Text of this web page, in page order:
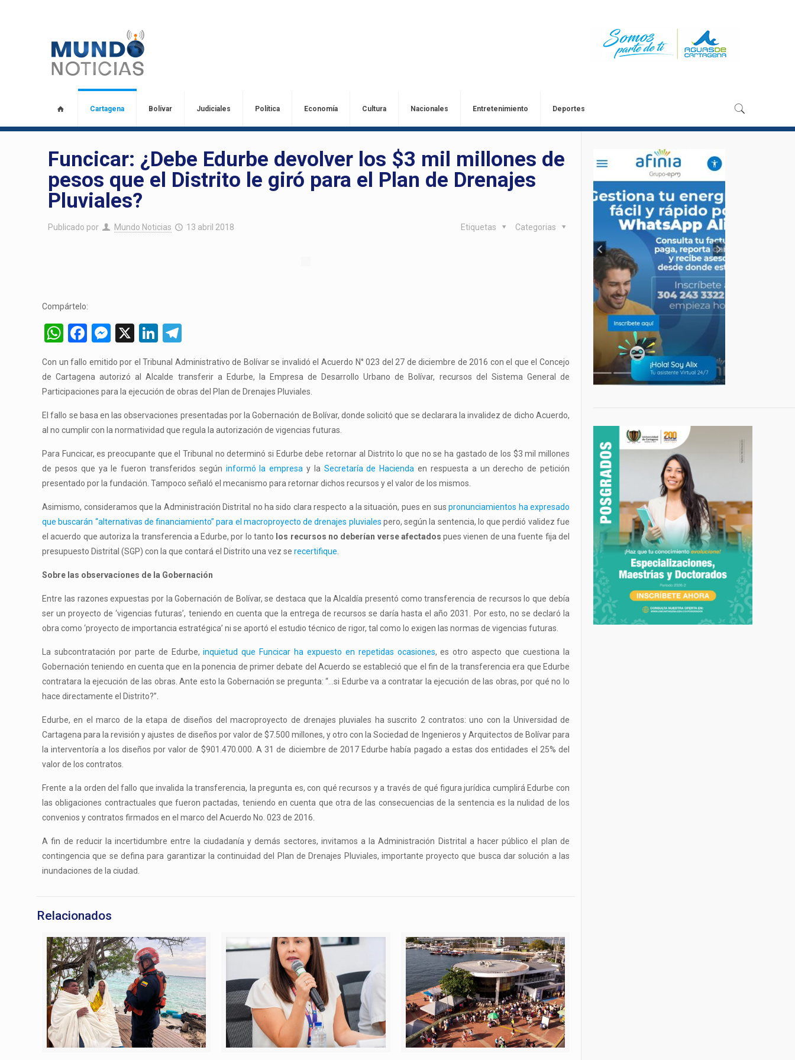
Cartagena Bolívar Judiciales Política Economía Cultura Nacionales Entretenimiento Deportes
Funcicar: ¿Debe Edurbe devolver los $3 mil millones de
pesos que el Distrito le giró para el Plan de Drenajes
Pluviales?
Publicado por Mundo Noticias 13 abril 2018 Categorias
Etiquetas
Compártelo:
WhatsApp
Facebook
Messenger
X LinkedIn
Con un fallo emitido por el Tribunal Administrativo de Bolívar se invalidó el Acuerdo N° 023 del 27 de diciembre de 2016 con el que el Concejo
de Cartagena autorizó al Alcalde transferir a Edurbe, la Empresa de Desarrollo Urbano de Bolívar, recursos del Sistema General de
Participaciones para la ejecución de obras del Plan de Drenajes Pluviales.
El fallo se basa en las observaciones presentadas por la Gobernación de Bolívar, donde solicitó que se declarara la invalidez de dicho Acuerdo,
al no cumplir con la normatividad que regula la autorización de vigencias futuras.
Para Funcicar, es preocupante que el Tribunal no determinó si Edurbe debe retornar al Distrito lo que no se ha gastado de los $3 mil millones
de pesos que ya le fueron transferidos según informó la empresa y la Secretaría de Hacienda en respuesta a un derecho de petición
presentado por la fundación. Tampoco señaló el mecanismo para retornar dichos recursos y el valor de los mismos.
Asimismo, consideramos que la Administración Distrital no ha sido clara respecto a la situación, pues en suspronunciamientos ha expresado
que buscarán “alternativas de financiamiento” para el macroproyecto de drenajes pluviales pero, según la sentencia, lo que perdió validez fue
el acuerdo que autoriza la transferencia a Edurbe, por lo tanto los recursos no deberían verse afectados pues vienen de una fuente fija del
presupuesto Distrital (SGP) con la que contará el Distrito una vez serecertifique
Sobre las observaciones de la Gobernación
Entre las razones expuestas por la Gobernación de Bolívar, se destaca que la Alcaldía presentó como transferencia de recursos lo que debía
ser un proyecto de ‘vigencias futuras’, teniendo en cuenta que la entrega de recursos se daría hasta el año 2031. Por esto, no se declaró la
obra como ‘proyecto de importancia estratégica’ ni se aportó el estudio técnico de rigor, tal como lo exigen las normas de vigencias futuras.
La subcontratación por parte de Edurbe,inquietud que Funcicar ha expuesto en repetidas ocasiones, es otro aspecto que cuestiona la
Gobernación teniendo en cuenta que en la ponencia de primer debate del Acuerdo se estableció que el fin de la transferencia era que Edurbe
contratara la ejecución de las obras. Ante esto la Gobernación se pregunta: “…si Edurbe va a contratar la ejecución de las obras, por qué no lo
hace directamente el Distrito?”.
Edurbe, en el marco de la etapa de diseños del macroproyecto de drenajes pluviales ha suscrito 2 contratos: uno con la Universidad de
Cartagena para la revisión y ajustes de diseños por valor de $7.500 millones, y otro con la Sociedad de Ingenieros y Arquitectos de Bolívar para
la interventoría a los diseños por valor de $901.470.000. A 31 de diciembre de 2017 Edurbe había pagado a estas dos entidades el 25% del
valor de los contratos.
Frente a la orden del fallo que invalida la transferencia, la pregunta es, con qué recursos y a través de qué figura jurídica cumplirá Edurbe con
las obligaciones contractuales que fueron pactadas, teniendo en cuenta que otra de las consecuencias de la sentencia es la nulidad de los
convenios y contratos firmados en el marco del Acuerdo No. 023 de 2016.
A fin de reducir la incertidumbre entre la ciudadanía y demás sectores, invitamos a la Administración Distrital a hacer público el plan de
contingencia que se defina para garantizar la continuidad del Plan de Drenajes Pluviales, importante proyecto que busca dar solución a las
inundaciones de la ciudad.
Relacionados